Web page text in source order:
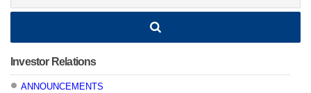
Investor Relations
ANNOUNCEMENTS